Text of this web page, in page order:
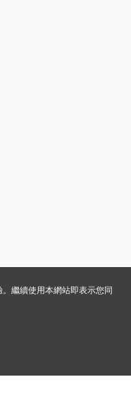
繼續使用本網站即表示您同